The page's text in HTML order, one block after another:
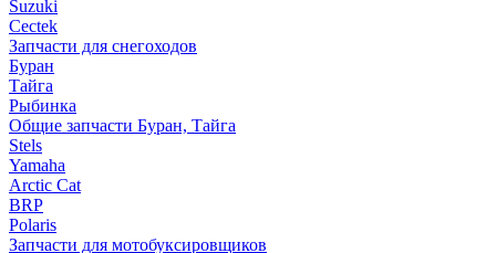
Suzuki
Cectek
Запчасти для снегоходов
Буран
Тайга
Рыбинка
Общие запчасти Буран, Тайга
Stels
Yamaha
Arctic Cat
BRP
Polaris
Запчасти для мотобуксировщиков